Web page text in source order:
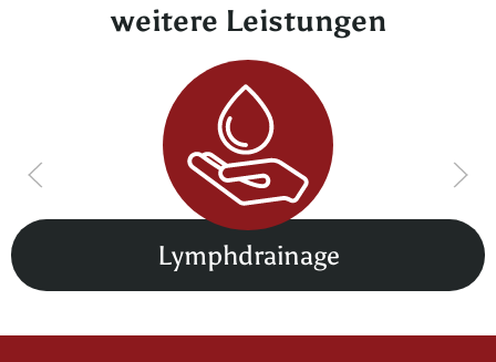
weitere Leistungen
Lymphdrainage